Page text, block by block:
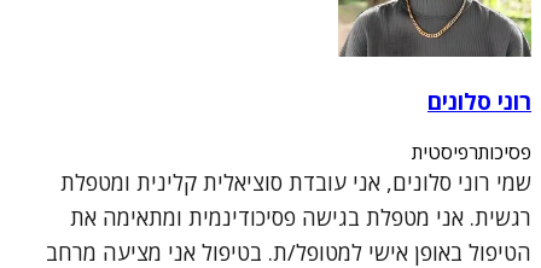
רוני סלונים
פסיכותרפיסטית
שמי רוני סלונים, אני עובדת סוציאלית קלינית ומטפלת
רגשית. אני מטפלת בגישה פסיכודינמית ומתאימה את
הטיפול באופן אישי למטופל/ת. בטיפול אני מציעה מרחב